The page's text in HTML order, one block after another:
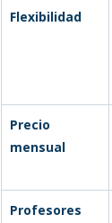
Flexibilidad
Precio
mensual
Profesores